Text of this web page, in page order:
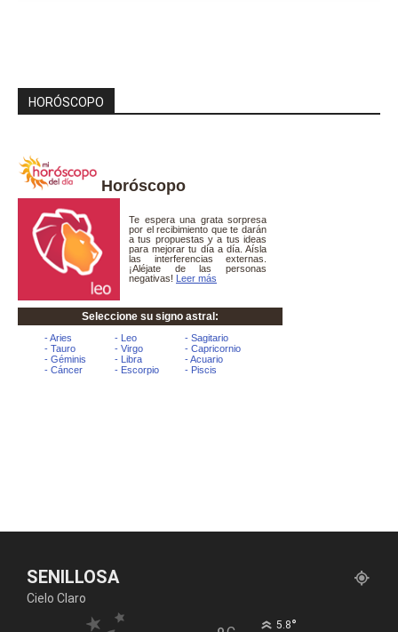
HORÓSCOPO
Horóscopo
SENILLOSA
Cielo Claro
5.8°